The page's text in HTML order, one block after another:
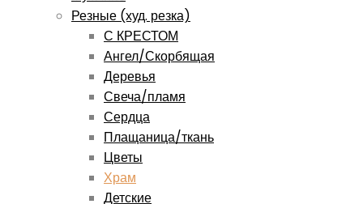
Резные (худ. резка)
С КРЕСТОМ
Ангел/Скорбящая
Деревья
Свеча/пламя
Сердца
Плащаница/ткань
Цветы
Храм
Детские